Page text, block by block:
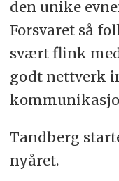
den unike
Forsvaret så
svært flink
godt nettverk
Tandberg
nyåret.